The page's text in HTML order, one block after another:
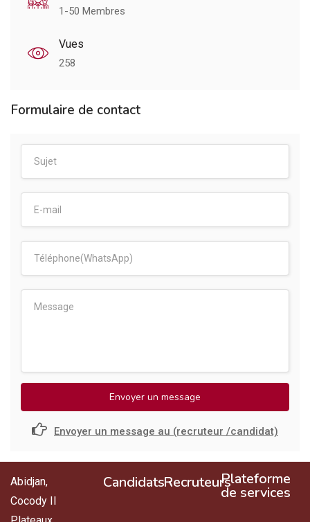
1-50 Membres
Vues
258
Formulaire de contact
Envoyer un message
Envoyer un message au (recruteur /candidat)
Abidjan,
Cocody II
CandidatsRecruteursPlateforme
de services